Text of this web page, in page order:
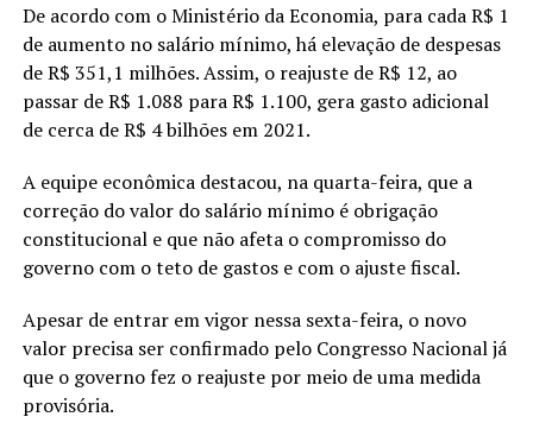
De acordo com o Ministério da Economia, para cada R$ 1
de aumento no salário mínimo, há elevação de despesas
de R$ 351,1 milhões. Assim, o reajuste de R$ 12, ao
passar de R$ 1.088 para R$ 1.100, gera gasto adicional
de cerca de R$ 4 bilhões em 2021.
A equipe econômica destacou, na quarta-feira, que a
correção do valor do salário mínimo é obrigação
constitucional e que não afeta o compromisso do
governo com o teto de gastos e com o ajuste fiscal.
Apesar de entrar em vigor nessa sexta-feira, o novo
valor precisa ser confirmado pelo Congresso Nacional já
que o governo fez o reajuste por meio de uma medida
provisória.